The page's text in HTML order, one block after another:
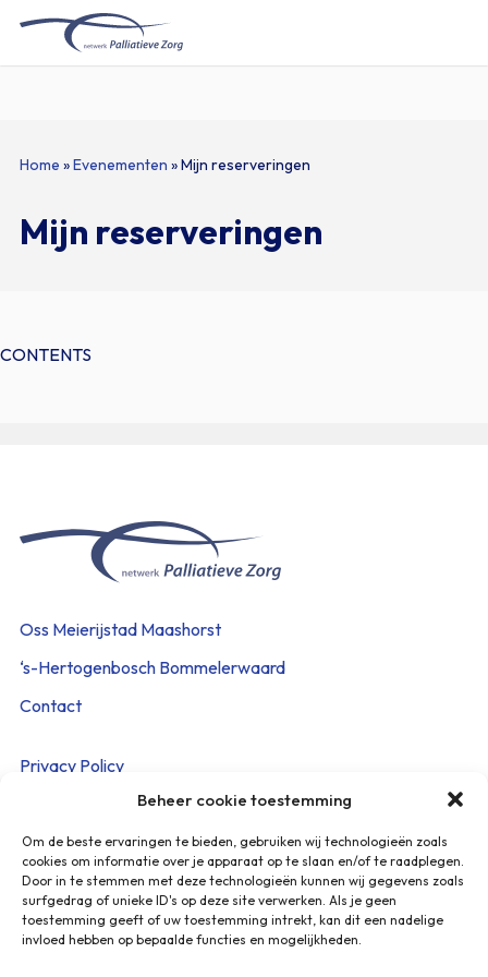
Beheer cookie toestemming
Om de beste ervaringen te bieden, gebruiken wij technologieën zoals
cookies om informatie over je apparaat op te slaan en/of te raadplegen.
Door in te stemmen met deze technologieën kunnen wij gegevens zoals
surfgedrag of unieke ID's op deze site verwerken. Als je geen
toestemming geeft of uw toestemming intrekt, kan dit een nadelige
invloed hebben op bepaalde functies en mogelijkheden.
Naar
Home
Home »Evenementen »Mijn reserveringen
Mijn reserveringen
CONTENTS
Oss Meierijstad Maashorst
‘s-Hertogenbosch Bommelerwaard
Contact
Privacy Policy
Cookieverklaring
Disclaimer
Beveiligingskwetsbaarheid melden
Heeft u vragen? Stuur een mail naar: